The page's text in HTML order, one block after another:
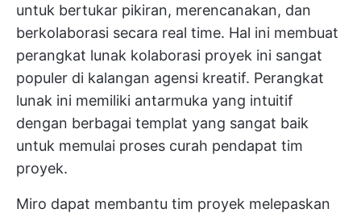
untuk bertukar pikiran, merencanakan, dan
berkolaborasi secara real time. Hal ini membuat
perangkat lunak kolaborasi proyek ini sangat
populer di kalangan agensi kreatif. Perangkat
lunak ini memiliki antarmuka yang intuitif
dengan berbagai templat yang sangat baik
untuk memulai proses curah pendapat tim
proyek.
Miro dapat membantu tim proyek melepaskan